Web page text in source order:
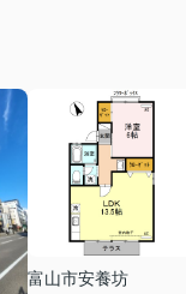
富山市安養坊